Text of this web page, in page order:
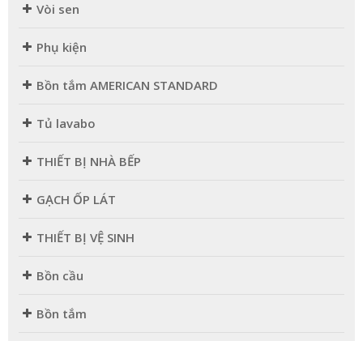
Vòi sen
Phụ kiện
Bồn tắm AMERICAN STANDARD
Tủ lavabo
THIẾT BỊ NHÀ BẾP
GẠCH ỐP LÁT
THIẾT BỊ VỆ SINH
Bồn cầu
Bồn tắm